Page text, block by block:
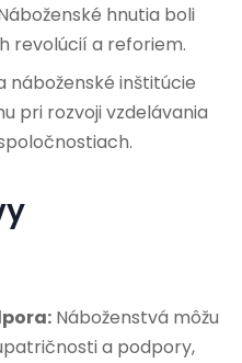
hnutia boli
revolúcií a reforiem.
náboženské inštitúcie
pri rozvoji vzdelávania
Náboženstvá môžu
a podpory,